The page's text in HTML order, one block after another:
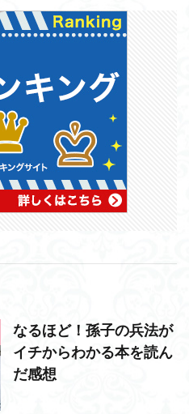
なるほど！孫子の兵法が
イチからわかる本を読ん
だ感想